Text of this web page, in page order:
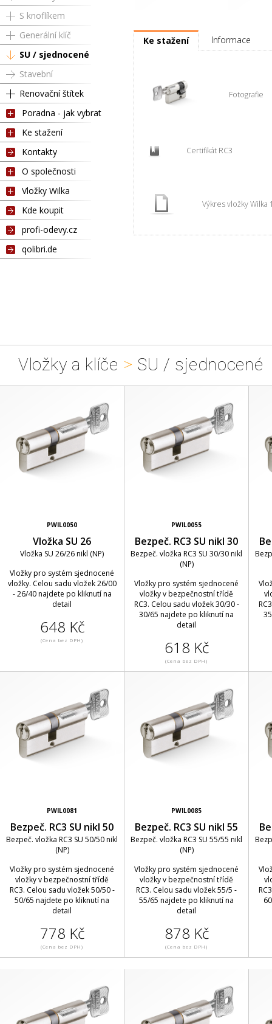
S knoflíkem
Generální klíč
SU / sjednocené
Stavební
Renovační štítek
Poradna - jak vybrat
Ke stažení
Kontakty
O společnosti
Vložky Wilka
Kde koupit
profi-odevy.cz
qolibri.de
Ke stažení Informace
Fotografie
Certifikát RC3
Výkres vložky Wilka
Vložky a klíče > SU / sjednocené
PWIL0050
Vložka SU 26
Vložka SU 26/26 nikl (NP)
Vložky pro systém sjednocené
vložky. Celou sadu vložek 26/00
- 26/40 najdete po kliknutí na
detail
648 Kč
(Cena bez DPH)
PWIL0055
Bezpeč. RC3 SU nikl 30
Bezpeč. vložka RC3 SU 30/30 nikl
(NP)
Vložky pro systém sjednocené
vložky v bezpečnostní třídě
RC3. Celou sadu vložek 30/30 -
30/65 najdete po kliknutí na
detail
618 Kč
(Cena bez DPH)
PWIL0081
Bezpeč. RC3 SU nikl 50
Bezpeč. vložka RC3 SU 50/50 nikl
(NP)
Vložky pro systém sjednocené
vložky v bezpečnostní třídě
RC3. Celou sadu vložek 50/50 -
50/65 najdete po kliknutí na
detail
778 Kč
(Cena bez DPH)
PWIL0085
Bezpeč. RC3 SU nikl 55
Bezpeč. vložka RC3 SU 55/55 nikl
(NP)
Vložky pro systém sjednocené
vložky v bezpečnostní třídě
RC3. Celou sadu vložek 55/5 -
55/65 najdete po kliknutí na
detail
878 Kč
(Cena bez DPH)